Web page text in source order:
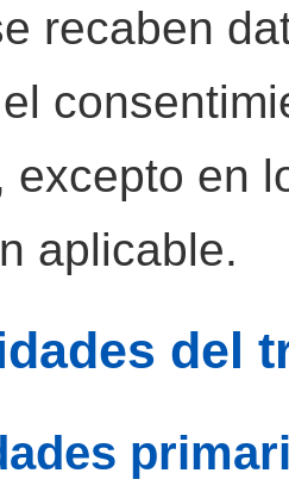
recaben
excepto en
aplicable.
del